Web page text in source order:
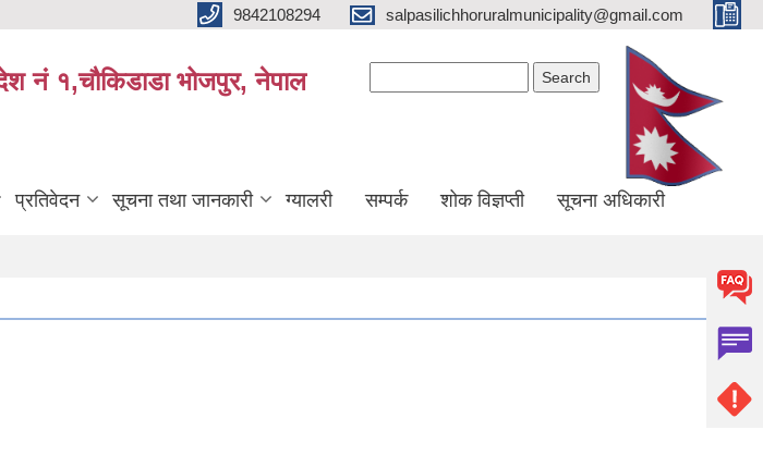
9842108294 salpasilichhoruralmunicipality@gmail.com
नं १,चौकिडाडा भोजपुर, नेपाल
प्रतिवेदन सूचना तथा जानकारी ग्यालरी सम्पर्क शोक विज्ञप्ती सूचना अधिकारी